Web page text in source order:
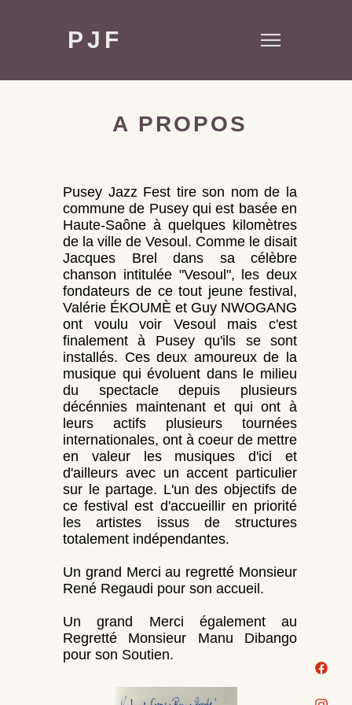
PJF
A PROPOS
Pusey Jazz Fest tire son nom de la
commune de Pusey qui est basée en
Haute-Saône à quelques kilomètres
de la ville de Vesoul. Comme le disait
Jacques Brel dans sa célèbre
chanson intitulée "Vesoul", les deux
fondateurs de ce tout jeune festival,
Valérie ÉKOUMÈ et Guy NWOGANG
ont voulu voir Vesoul mais c'est
finalement à Pusey qu'ils se sont
installés. Ces deux amoureux de la
musique qui évoluent dans le milieu
du spectacle depuis plusieurs
décénnies maintenant et qui ont à
leurs actifs plusieurs tournées
internationales, ont à coeur de mettre
en valeur les musiques d'ici et
d'ailleurs avec un accent particulier
sur le partage. L'un des objectifs de
ce festival est d'accueillir en priorité
les artistes issus de structures
totalement indépendantes.
Un grand Merci au regretté Monsieur
René Regaudi pour son accueil.
Un grand Merci également au
Regretté Monsieur Manu Dibango
pour son Soutien.